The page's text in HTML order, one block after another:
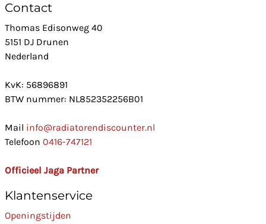
Contact
Thomas Edisonweg 40
5151 DJ Drunen
Nederland
KvK: 56896891
BTW nummer: NL852352256B01
Mail info@radiatorendiscounter.nl
Telefoon 0416-747121
Officieel Jaga Partner
Klantenservice
Openingstijden